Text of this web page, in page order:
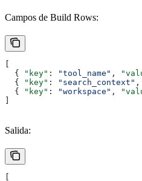
Campos de Build Rows:
  {
"key" : "tool_name" ,
  {
"key" : "search_context" ,
  {
"key" : "workspace" ,
Salida: